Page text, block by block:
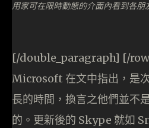
用家可在限時動態的介面內看到各朋
[/double_paragraph] [/
Microsoft 在文中指出，是
長的時間，換言之他們並不
的。更新後的 Skype 就如